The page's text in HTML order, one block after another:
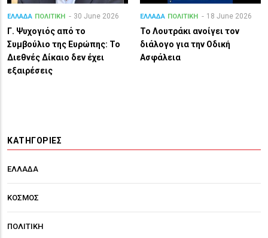
ΕΛΛΑΔΑ ΠΟΛΙΤΙΚΗ 30 June 2026
Γ. Ψυχογιός από το
Συμβούλιο της Ευρώπης: Το
Διεθνές Δίκαιο δεν έχει
εξαιρέσεις
ΕΛΛΑΔΑ ΠΟΛΙΤΙΚΗ 18 June 2026
Το Λουτράκι ανοίγει τον
διάλογο για την Οδική
Ασφάλεια
ΚΑΤΗΓΟΡΊΕΣ
ΕΛΛΑΔΑ
ΚΟΣΜΟΣ
ΠΟΛΙΤΙΚΗ